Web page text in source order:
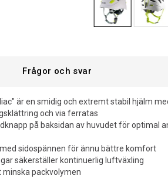
Frågor och svar
är en smidig och extremt stabil hjälm
och via ferratas
på baksidan av huvudet för optimal
sidospännen för ännu bättre komfort
säkerställer kontinuerlig luftväxling
packvolymen